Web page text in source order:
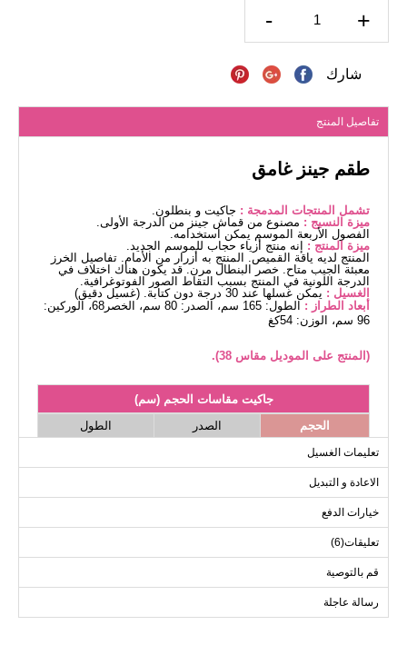
- +
شارك
تفاصيل المنتج
طقم جينز غامق
تشمل المنتجات المدمجة : جاكيت و بنطلون.
ميزة النسيج : مصنوع من قماش جينز من الدرجة الأولى.
الفصول الأربعة الموسم يمكن استخدامه.
ميزة المنتج : إنه منتج أزياء حجاب للموسم الجديد.
المنتج لديه ياقة القميص. المنتج به أزرار من الأمام. تفاصيل الخرز
معبئة الجيب متاح. خصر البنطال مرن. قد يكون هناك اختلاف في
الدرجة اللونية في المنتج بسبب التقاط الصور الفوتوغرافية.
الغسيل : يمكن غسلها عند 30 درجة دون كتابة. (غسيل دقيق)
أبعاد الطراز :
الطول: 165 سم، الصدر: 80 سم، الخصر68، الوركين:
96 سم، الوزن: 54كغ
(المنتج على الموديل مقاس 38).
جاكيت مقاسات الحجم (سم)
الحجم
الصدر
الطول
38
42
112
78
تعليمات الغسيل
الاعادة و التبديل
خيارات الدفع
تعليقات(6)
قم بالتوصية
رسالة عاجلة